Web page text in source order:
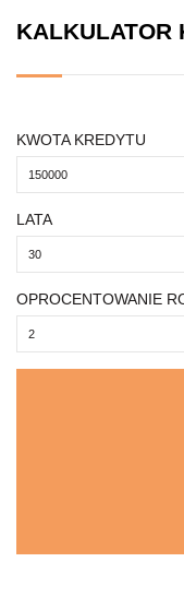
KALKULATOR
KWOTA KREDYTU
LATA
OPROCENTOWANIE